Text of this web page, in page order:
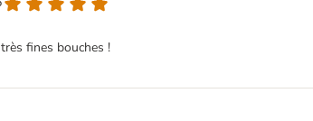
fines bouches !